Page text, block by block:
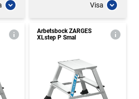
Visa
Arbetsbock ZARGES
XLstep P Smal